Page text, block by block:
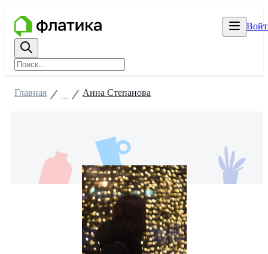
Главная Анна Степанова